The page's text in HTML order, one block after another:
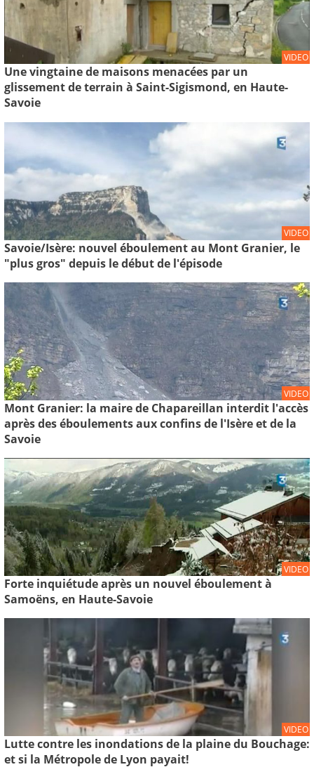
VIDEO
Une vingtaine de maisons menacées par un
glissement de terrain à Saint-Sigismond, en Haute-
Savoie
VIDEO
Savoie/Isère: nouvel éboulement au Mont Granier, le
"plus gros" depuis le début de l'épisode
VIDEO
Mont Granier: la maire de Chapareillan interdit l'accès
après des éboulements aux confins de l'Isère et de la
Savoie
VIDEO
Forte inquiétude après un nouvel éboulement à
Samoëns, en Haute-Savoie
VIDEO
Lutte contre les inondations de la plaine du Bouchage:
et si la Métropole de Lyon payait!